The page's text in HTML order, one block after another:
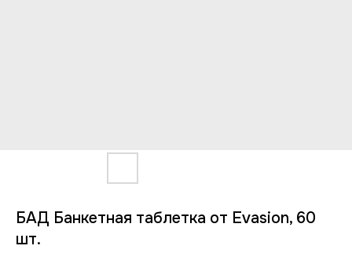
БАД Банкетная таблетка от Evasion, 60
шт.